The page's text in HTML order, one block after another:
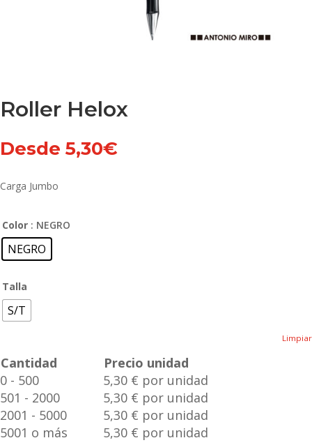
Roller Helox
Desde 5,30€
Carga Jumbo
Color : NEGRO
NEGRO
Talla
S/T
Limpiar
Cantidad
Precio unidad
0 - 500
5,30 € por unidad
501 - 2000
5,30 € por unidad
2001 - 5000
5,30 € por unidad
5001 o más
5,30 € por unidad